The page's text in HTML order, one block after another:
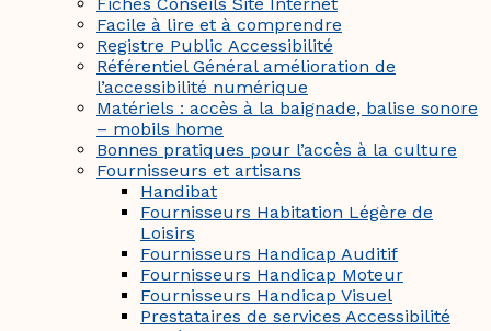
Facile à lire et à comprendre
Registre Public Accessibilité
Référentiel Général amélioration de
l’accessibilité numérique
Matériels : accès à la baignade, balise sonore
– mobils home
Bonnes pratiques pour l’accès à la culture
Fournisseurs et artisans
Handibat
Fournisseurs Habitation Légère de
Loisirs
Fournisseurs Handicap Auditif
Fournisseurs Handicap Moteur
Fournisseurs Handicap Visuel
Prestataires de services Accessibilité